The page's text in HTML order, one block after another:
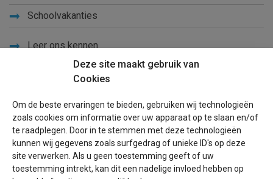
Deze site maakt gebruik van
Cookies
Om de beste ervaringen te bieden, gebruiken wij technologieën
zoals cookies om informatie over uw apparaat op te slaan en/of
te raadplegen. Door in te stemmen met deze technologieën
kunnen wij gegevens zoals surfgedrag of unieke ID's op deze
site verwerken. Als u geen toestemming geeft of uw
toestemming intrekt, kan dit een nadelige invloed hebben op
Schoolvakanties
Leer ons kennen
Sitemap
Blog
Voor eigenaren